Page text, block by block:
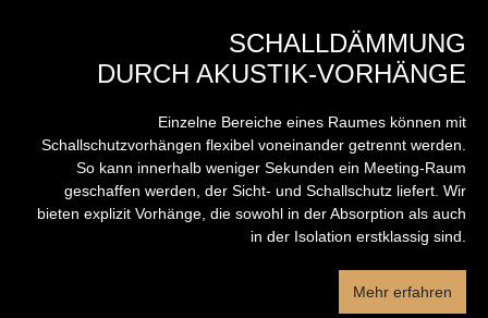
SCHALLDÄMMUNG
DURCH AKUSTIK-VORHÄNGE
Einzelne Bereiche eines Raumes können mit
Schallschutzvorhängen flexibel voneinander getrennt werden.
So kann innerhalb weniger Sekunden ein Meeting-Raum
geschaffen werden, der Sicht- und Schallschutz liefert. Wir
bieten explizit Vorhänge, die sowohl in der Absorption als auch
in der Isolation erstklassig sind.
Mehr erfahren